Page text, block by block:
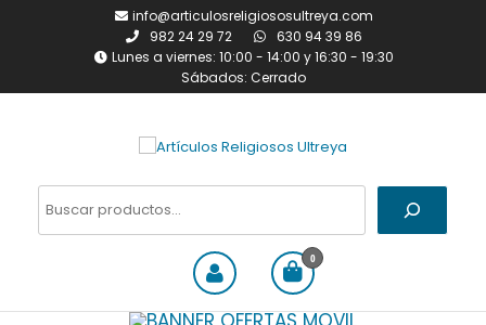
info@articulosreligiososultreya.com
982 24 29 72
630 94 39 86
Lunes a viernes: 10:00 - 14:00 y 16:30 - 19:30
Sábados: Cerrado
Artículos Religiosos Ultreya
venta de todo tipo de
Buscar
0